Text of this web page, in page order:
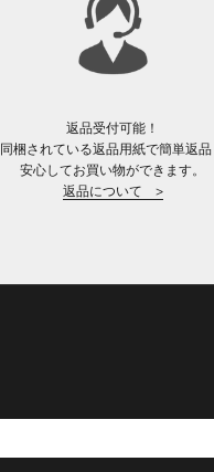
返品受付可能！
同梱されている返品用紙で簡単返品
安心してお買い物ができます。
返品について >